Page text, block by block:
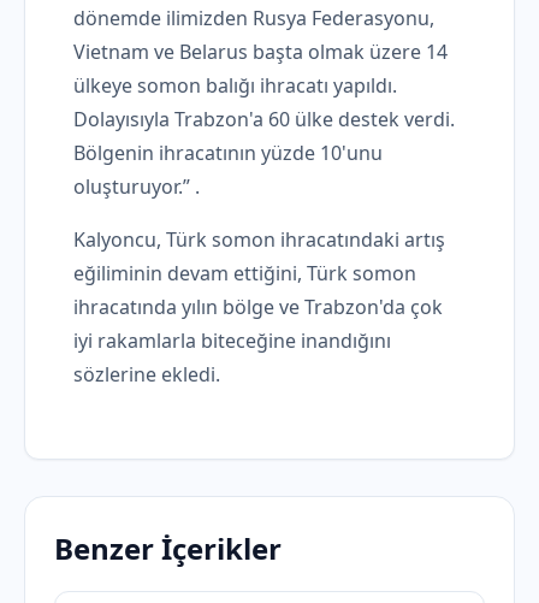
dönemde ilimizden Rusya Federasyonu,
Vietnam ve Belarus başta olmak üzere 14
ülkeye somon balığı ihracatı yapıldı.
Dolayısıyla Trabzon'a 60 ülke destek verdi.
Bölgenin ihracatının yüzde 10'unu
oluşturuyor.” .
Kalyoncu, Türk somon ihracatındaki artış
eğiliminin devam ettiğini, Türk somon
ihracatında yılın bölge ve Trabzon'da çok
iyi rakamlarla biteceğine inandığını
sözlerine ekledi.
Benzer İçerikler